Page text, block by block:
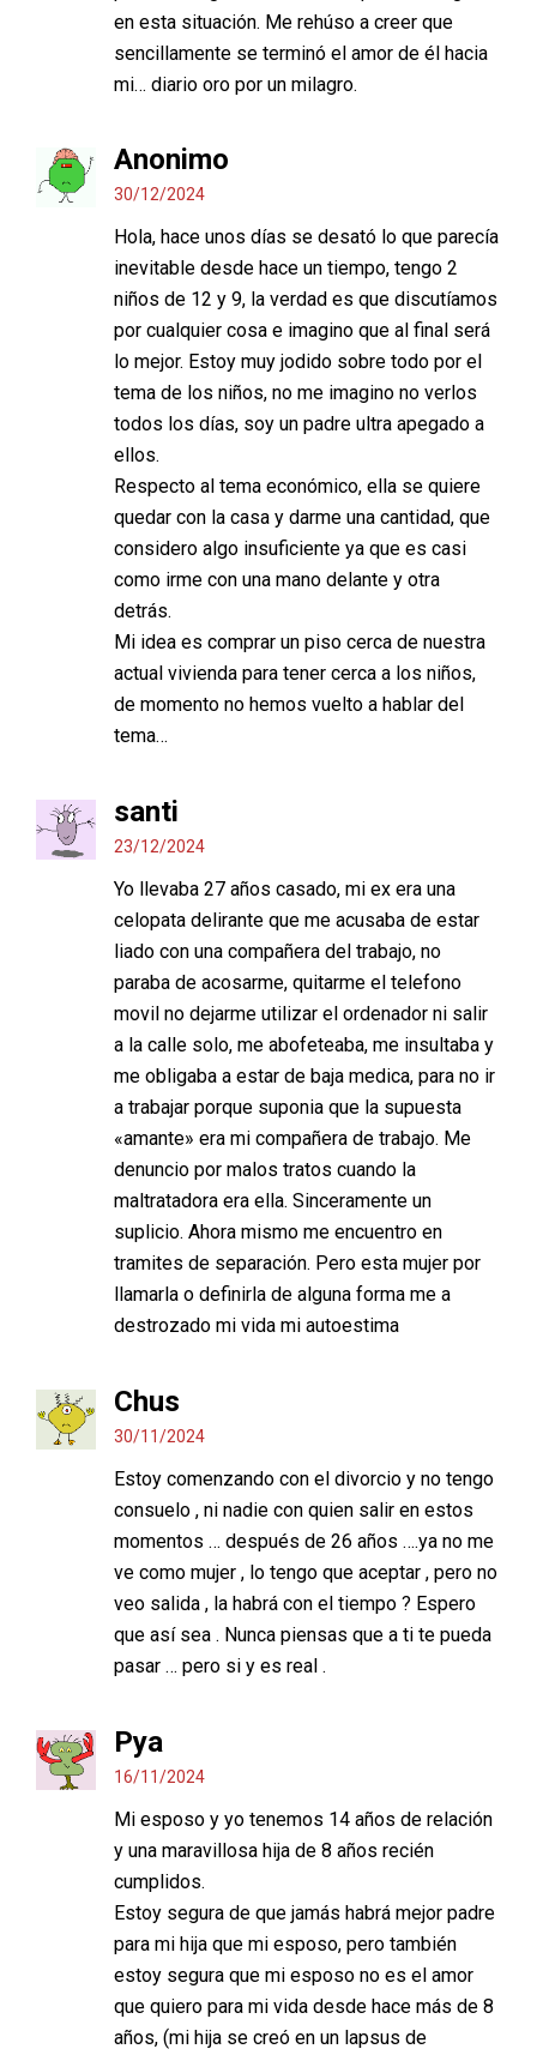
en esta situación. Me rehúso a creer que
sencillamente se terminó el amor de él hacia
mi… diario oro por un milagro.
Anonimo
30/12/2024
Hola, hace unos días se desató lo que parecía
inevitable desde hace un tiempo, tengo 2
niños de 12 y 9, la verdad es que discutíamos
por cualquier cosa e imagino que al final será
lo mejor. Estoy muy jodido sobre todo por el
tema de los niños, no me imagino no verlos
todos los días, soy un padre ultra apegado a
ellos.
Respecto al tema económico, ella se quiere
quedar con la casa y darme una cantidad, que
considero algo insuficiente ya que es casi
como irme con una mano delante y otra
detrás.
Mi idea es comprar un piso cerca de nuestra
actual vivienda para tener cerca a los niños,
de momento no hemos vuelto a hablar del
tema…
santi
23/12/2024
Yo llevaba 27 años casado, mi ex era una
celopata delirante que me acusaba de estar
liado con una compañera del trabajo, no
paraba de acosarme, quitarme el telefono
movil no dejarme utilizar el ordenador ni salir
a la calle solo, me abofeteaba, me insultaba y
me obligaba a estar de baja medica, para no ir
a trabajar porque suponia que la supuesta
«amante» era mi compañera de trabajo. Me
denuncio por malos tratos cuando la
maltratadora era ella. Sinceramente un
suplicio. Ahora mismo me encuentro en
tramites de separación. Pero esta mujer por
llamarla o definirla de alguna forma me a
destrozado mi vida mi autoestima
Chus
30/11/2024
Estoy comenzando con el divorcio y no tengo
consuelo , ni nadie con quien salir en estos
momentos … después de 26 años ….ya no me
ve como mujer , lo tengo que aceptar , pero no
veo salida , la habrá con el tiempo ? Espero
que así sea . Nunca piensas que a ti te pueda
pasar … pero si y es real .
Pya
16/11/2024
Mi esposo y yo tenemos 14 años de relación
y una maravillosa hija de 8 años recién
cumplidos.
Estoy segura de que jamás habrá mejor padre
para mi hija que mi esposo, pero también
estoy segura que mi esposo no es el amor
que quiero para mi vida desde hace más de 8
años, (mi hija se creó en un lapsus de